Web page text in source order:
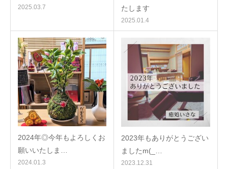
2025.03.7
たします
2025.01.4
2024年◎今年もよろしくお
願いいたしま…
2024.01.3
2023年もありがとうござい
ましたm(_…
2023.12.31